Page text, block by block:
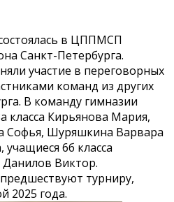
в ЦППМСП
Санкт-Петербурга.
участие в переговорных
команд из других
В команду гимназии
класса Кирьянова Мария,
Софья, Шуряшкина Варвара
6б класса
Виктор.
турниру,
2025 года.